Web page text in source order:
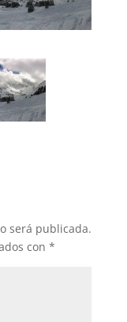
será publicada.
con *